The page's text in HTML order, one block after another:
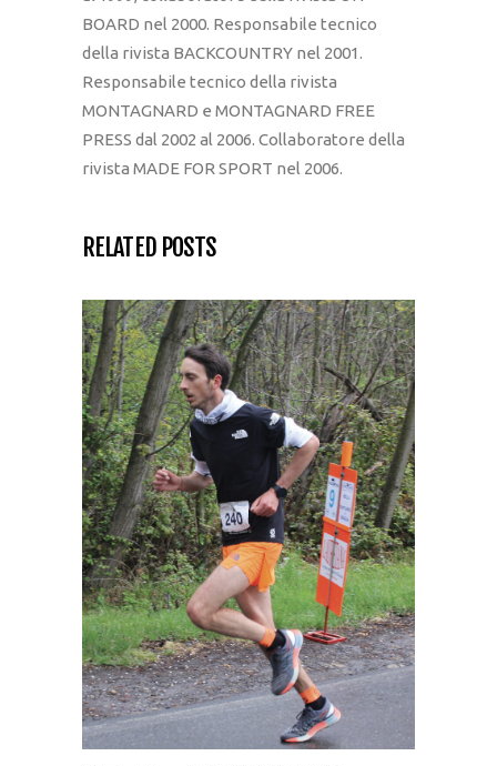
BOARD nel 2000. Responsabile tecnico
della rivista BACKCOUNTRY nel 2001.
Responsabile tecnico della rivista
MONTAGNARD e MONTAGNARD FREE
PRESS dal 2002 al 2006. Collaboratore della
rivista MADE FOR SPORT nel 2006.
RELATED POSTS